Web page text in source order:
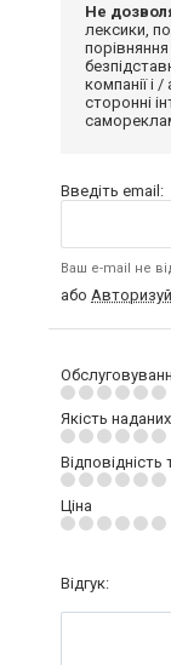
Не
лексики,
компанії і
сторонні
Введіть email:
Ваш e-mail не
або
Якість
Ціна
Відгук: